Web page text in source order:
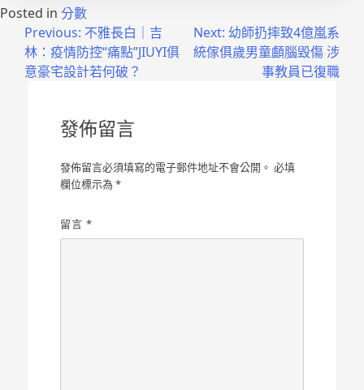
Posted in 分數
Previous: 不雅長白｜吉
林：疫情防控“痛點”JIUYI俱
意豪宅設計若何破？
Next: 幼師扔摔致4億嵐系
統傢俱歲男童顱腦毀傷 涉
事教員已復職
發佈留言
發佈留言必須填寫的電子郵件地址不會公開。 必填
欄位標示為*
留言*